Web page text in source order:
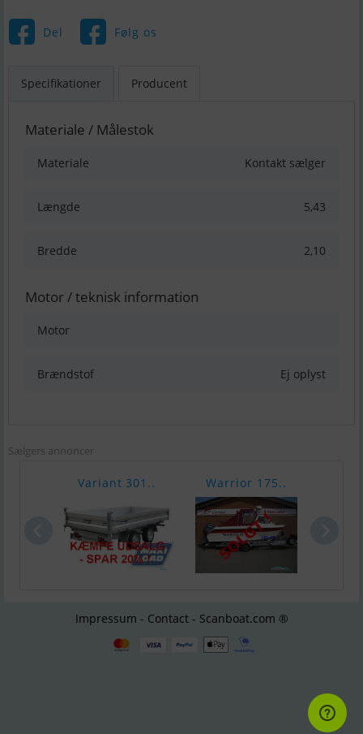
Del Følg os
Specifikationer Producent
Materiale / Målestok
Materiale Kontakt sælger
Længde 5,43
Bredde 2,10
Motor / teknisk information
Motor
Brændstof Ej oplyst
Sælgers annoncer
Variant 301.. Warrior 175..
Impressum - Contact - Scanboat.com ®